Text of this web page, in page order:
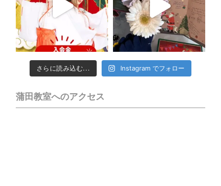
さらに読み込む... Instagram でフォロー
蒲田教室へのアクセス